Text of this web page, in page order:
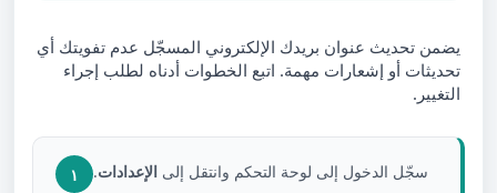
يضمن تحديث عنوان بريدك الإلكتروني المسجّل عدم تفويتك أي
تحديثات أو إشعارات مهمة. اتبع الخطوات أدناه لطلب إجراء
التغيير.
١ سجّل الدخول إلى لوحة التحكم وانتقل إلى الإعدادات.